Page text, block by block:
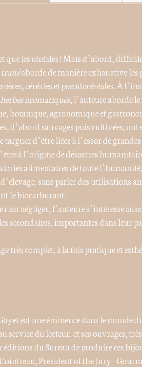
que les céréales ! Mais d’abord,
aborde de manière exhaustive les
céréales et pseudocéréales. À
aromatiques, l’auteure aborde
botanique, agronomique et
d’abord sauvages puis cultivées,
targuer d’être liées à l’essor de
à l’origine de désastres
alimentaires de toute
sans parler des utilisations
le biocarburant.
rien négliger, l’auteure s’intéresse
secondaires, importantes dans leur
très complet, à la fois pratique et
est une éminence dans le monde
service du lecteur, et ses ouvrages,
éditions du Sureau de produire ces
President of the Jury -